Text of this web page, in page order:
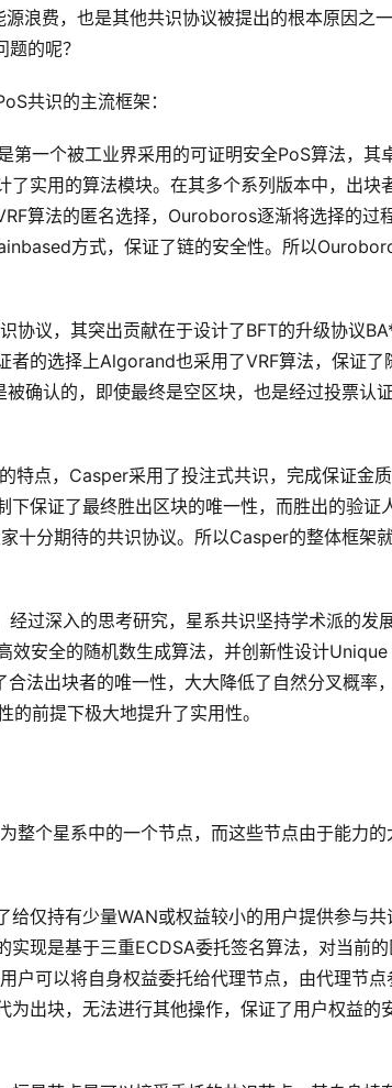
浪费，也是其他共识协议被提出的根本原因之一
的呢？
共识的主流框架：
一个被工业界采用的可证明安全PoS算法，其
实用的算法模块。在其多个系列版本中，出块
算法的匿名选择，Ouroboros逐渐将选择的过
方式，保证了链的安全性。所以
议，其突出贡献在于设计了BFT的升级协议
者的选择上Algorand也采用了VRF算法，保证了
确认的，即使最终是空区块，也是经过投票认证
特点，Casper采用了投注式共识，完成保证金
保证了最终胜出区块的唯一性，而胜出的验证
十分期待的共识协议。所以Casper的整体框架
过深入的思考研究，星系共识坚持学术派的发
安全的随机数生成算法，并创新性设计Unique
法出块者的唯一性，大大降低了自然分叉概率
前提下极大地提升了实用性。
整个星系中的一个节点，而这些节点由于能力的
仅持有少量WAN或权益较小的用户提供参与共
现是基于三重ECDSA委托签名算法，对当前的
户可以将自身权益委托给代理节点，由代理节点
出块，无法进行其他操作，保证了用户权益的